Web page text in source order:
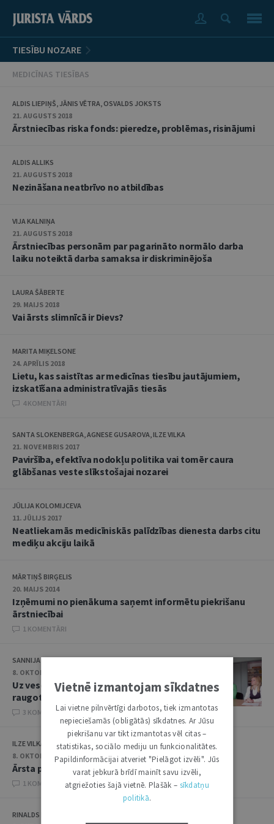
TIESĪBU NOZARE
MEDICĪNAS TIESĪBAS
ALDIS LIEPIŅŠ, JĀNIS VĒTRA, OSVALDS JOKSTS
21. AUGUSTS 2018
Ārstniecības riska fonds: pieredze, problēmas, risinājumi
ALDIS ALLIKS
21. AUGUSTS 2018
Nezināšana neatbrīvo no atbildības
VIJA KALNIŅA
21. AUGUSTS 2018
Ārstniecības personām par pagarināto normālo darba
laiku noteiktā darba samaksa ir diskriminējoša
LAURA ŠĀBERTE
29. MAIJS 2018
Vai ārsts slimnīcā ir Dievs?
MARITA MIĶELSONE
24. APRĪLIS 2018
Lietu, kas saistītas ar medicīnas tiesību jautājumiem,
izskatīšana administratīvajās tiesās
4 KOMENTĀRI
SANTA SLOKENBERGA, AGNESE GUSAROVA, ILZE VILKA
21. NOVEMBRIS 2017
Paviršība, efektīva nodokļu politika vai tomēr caura
glābšanas veste slīkstošajai nozarei
JŪLIJA KOLOMIJCEVA
11. JŪLIJS 2017
Neatliekamās medicīniskās palīdzības dienesta darbs citu
mediķu akciju laikā
MĀRTIŅŠ BIRĢELIS
20. MAIJS 2014
Izņēmumi no pienākuma saņemt informētu piekrišanu
ārstniecībai
1 KOMENTĀRI
SANNIJA MATULE
8. OKTOBRIS 2013
Uz veselības aprūpi jurista acīm
raugoties
3 KOMENTĀRI
ILZE VILKA
8. OKTOBRIS 2013
Ārsta profesionālā brīvība
1 KOMENTĀRI
RINALDS MUCIŅŠ
Vietnē izmantojam sīkdatnes
Lai vietne pilnvērtīgi darbotos, tiek izmantotas
nepieciešamās (obligātās) sīkdatnes. Ar Jūsu
piekrišanu var tikt izmantotas vēl citas –
statistikas, sociālo mediju un funkcionalitātes.
Papildinformācijai atveriet "Pielāgot izvēli". Jūs
varat jebkurā brīdī mainīt savu izvēli,
atgriežoties šajā vietnē. Plašāk – sīkdatņu
politikā.